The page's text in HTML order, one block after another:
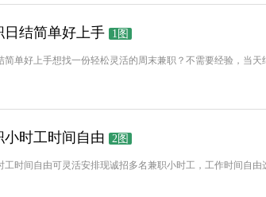
日结简单好上手 1图
简单好上手想找一份轻松灵活的周末兼职？不需要经验，当天
小时工时间自由 2图
工时间自由可灵活安排现诚招多名兼职小时工，工作时间自由